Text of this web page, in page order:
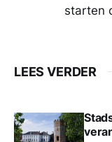
starten
LEES VERDER